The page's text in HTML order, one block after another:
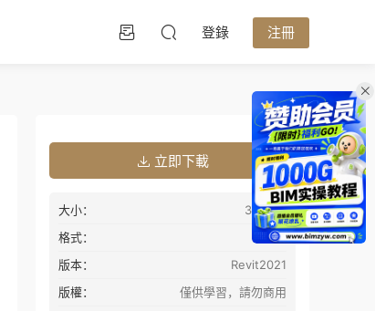
登錄 注冊
立即下載
大小：
3.43GB
格式：
rvt
版本：
Revit2021
版權：
僅供學習，請勿商用